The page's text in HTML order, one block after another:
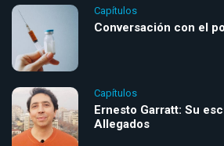
Capítulos
Conversación con el
Capítulos
Ernesto Garratt: Su
Allegados